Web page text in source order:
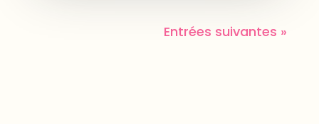
Entrées suivantes »